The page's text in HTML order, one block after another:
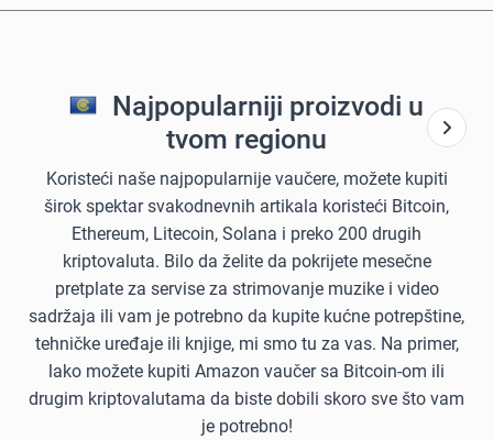
Najpopularniji proizvodi u
tvom regionu
Koristeći naše najpopularnije vaučere, možete kupiti
širok spektar svakodnevnih artikala koristeći Bitcoin,
Ethereum, Litecoin, Solana i preko 200 drugih
kriptovaluta. Bilo da želite da pokrijete mesečne
pretplate za servise za strimovanje muzike i video
sadržaja ili vam je potrebno da kupite kućne potrepštine,
tehničke uređaje ili knjige, mi smo tu za vas. Na primer,
lako možete kupiti Amazon vaučer sa Bitcoin-om ili
drugim kriptovalutama da biste dobili skoro sve što vam
je potrebno!